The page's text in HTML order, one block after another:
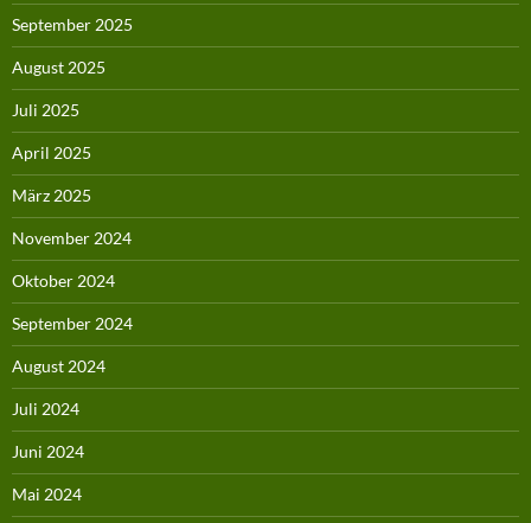
September 2025
August 2025
Juli 2025
April 2025
März 2025
November 2024
Oktober 2024
September 2024
August 2024
Juli 2024
Juni 2024
Mai 2024